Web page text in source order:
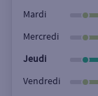
Mardi
Mercredi
Jeudi
Vendredi